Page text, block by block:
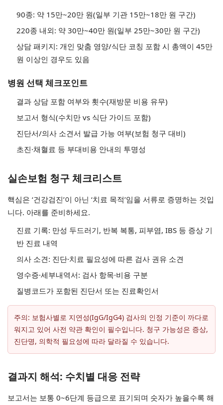
90종: 약 15만~20만 원(일부 기관 15만~18만 원 구간)
220종 내외: 약 30만~40만 원(일부 25만~30만 원 구간)
상담 패키지: 개인 맞춤 영양/식단 코칭 포함 시 총액이 45만
원 이상인 경우도 있음
병원 선택 체크포인트
결과 상담 포함 여부와 횟수(재방문 비용 유무)
보고서 형식(수치만 vs 식단 가이드 포함)
진단서/의사 소견서 발급 가능 여부(보험 청구 대비)
초진·채혈료 등 부대비용 안내의 투명성
실손보험 청구 체크리스트
핵심은 ‘건강검진’이 아닌 ‘치료 목적’임을 서류로 증명하는 것입
니다. 아래를 준비하세요.
진료 기록: 만성 두드러기, 반복 복통, 피부염, IBS 등 증상 기
반 진료 내역
의사 소견: 진단·치료 필요성에 따른 검사 권유 소견
영수증·세부내역서: 검사 항목·비용 구분
질병코드가 포함된 진단서 또는 진료확인서
주의: 보험사별로 지연성(IgG/IgG4) 검사의 인정 기준이 까다로
워지고 있어 사전 약관 확인이 필수입니다. 청구 가능성은 증상,
진단명, 의학적 필요성에 따라 달라질 수 있습니다.
결과지 해석: 수치별 대응 전략
보고서는 보통 0~6단계 등급으로 표기되며 숫자가 높을수록 해